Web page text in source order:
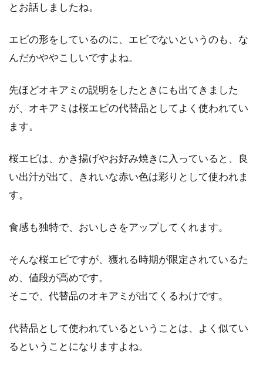
とお話しましたね。
エビの形をしているのに、エビでないというのも、な
んだかややこしいですよね。
先ほどオキアミの説明をしたときにも出てきました
が、オキアミは桜エビの代替品としてよく使われてい
ます。
桜エビは、かき揚げやお好み焼きに入っていると、良
い出汁が出て、きれいな赤い色は彩りとして使われま
す。
食感も独特で、おいしさをアップしてくれます。
そんな桜エビですが、獲れる時期が限定されているた
め、値段が高めです。
そこで、代替品のオキアミが出てくるわけです。
代替品として使われているということは、よく似てい
るということになりますよね。